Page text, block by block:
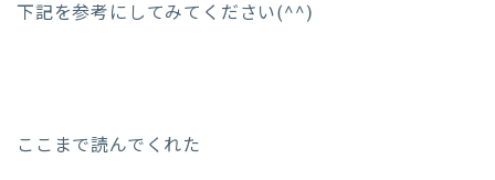
下記を参考にしてみてください(^^)
ここまで読んでくれた